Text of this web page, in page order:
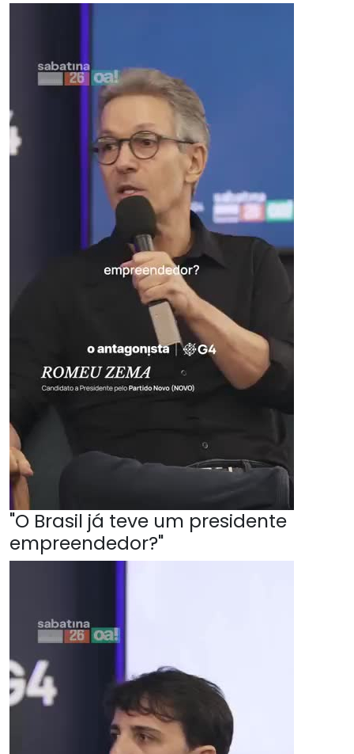
"O Brasil já teve um presidente
empreendedor?"